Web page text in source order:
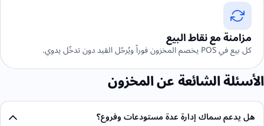
مزامنة مع نقاط البيع
كل بيع في POS يخصم المخزون فوراً ويُرحّل القيد دون تدخّل يدوي.
الأسئلة الشائعة عن المخزون
هل يدعم سماك إدارة عدة مستودعات وفروع؟